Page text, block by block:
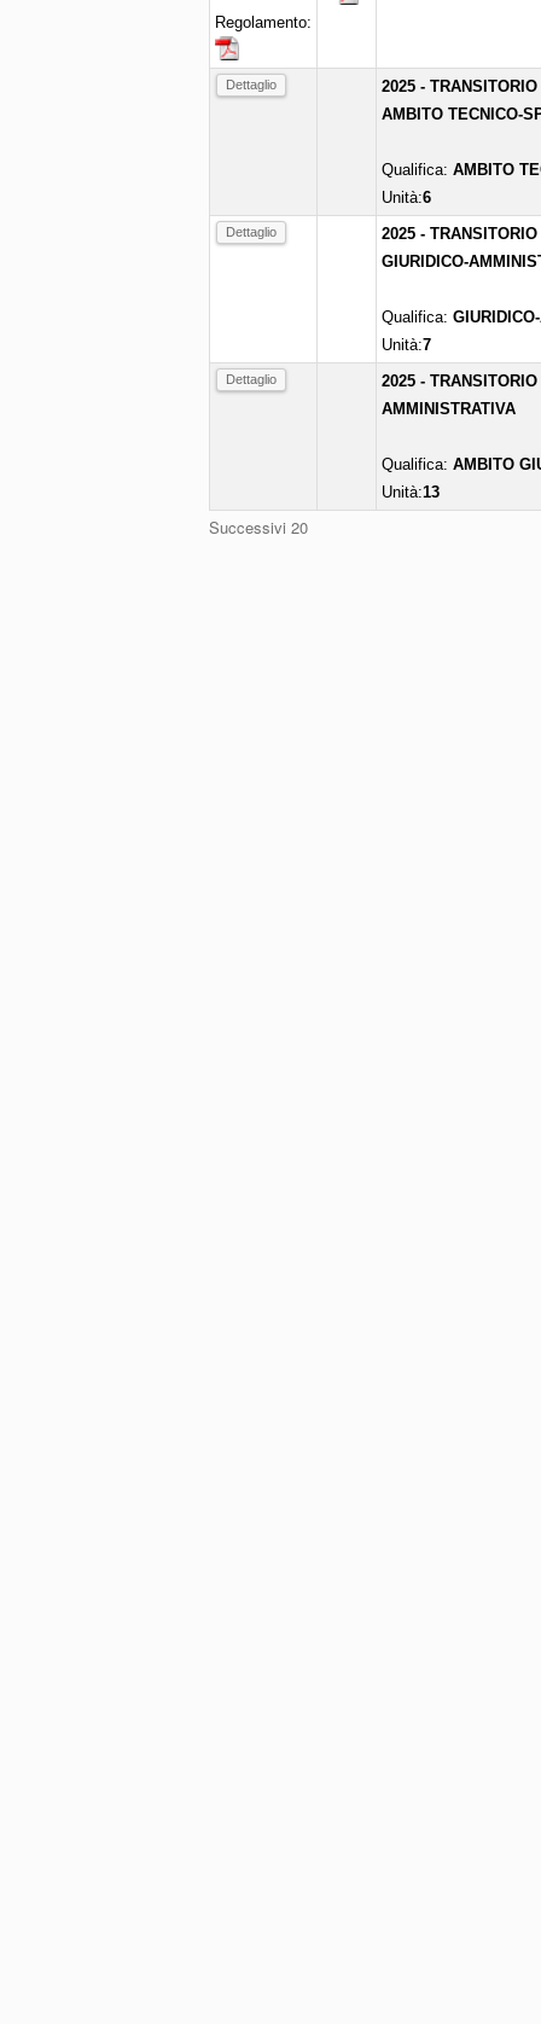
Regolamento:
Dettaglio
2025 -
AMBITO TECNICO-
Qualifica: AMBITO
Unità:6
Dettaglio
2025 -
GIURIDICO-
Qualifica:
Unità:7
Dettaglio
2025 -
AMMINISTRATIVA
Qualifica: AMBITO
Unità:13
Successivi 20